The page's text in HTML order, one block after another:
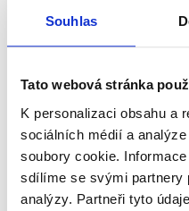
Souhlas
Tato webová stránka
K personalizaci obsahu a
sociálních médií a
soubory cookie.
sdílíme se svými partnery
analýzy. Partneři tyto
Šikana na
zákony a paragrafy.
návrhy v exekučních
byla témata, kterými
Číst dál